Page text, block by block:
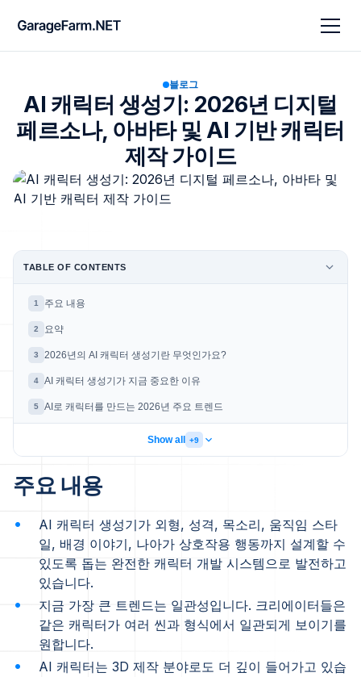
블로그
AI 캐릭터 생성기: 2026년 디지털
페르소나, 아바타 및 AI 기반 캐릭터
제작 가이드
주요 내용
AI 캐릭터 생성기가 외형, 성격, 목소리, 움직임 스타
일, 배경 이야기, 나아가 상호작용 행동까지 설계할 수
있도록 돕는 완전한 캐릭터 개발 시스템으로 발전하고
있습니다.
지금 가장 큰 트렌드는 일관성입니다. 크리에이터들은
같은 캐릭터가 여러 씬과 형식에서 일관되게 보이기를
원합니다.
AI 캐릭터는 3D 제작 분야로도 더 깊이 들어가고 있습
TABLE OF CONTENTS
1 주요 내용
2 요약
3 2026년의 AI 캐릭터 생성기란 무엇인가요?
4 AI 캐릭터 생성기가 지금 중요한 이유
5 AI로 캐릭터를 만드는 2026년 주요 트렌드
Show all +9